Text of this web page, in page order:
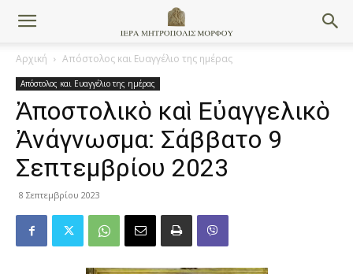
Αρχική Απόστολος και Ευαγγέλιο της ημέρας
Απόστολος και Ευαγγέλιο της ημέρας
Ἀποστολικὸ καὶ Εὐαγγελικὸ
Ἀνάγνωσμα: Σάββατο 9
Σεπτεμβρίου 2023
8 Σεπτεμβρίου 2023